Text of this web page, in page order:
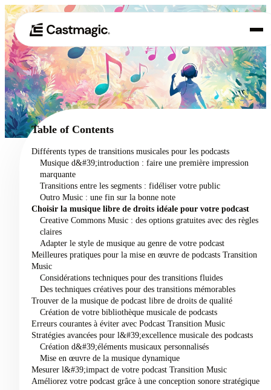
01 Produit
02 Cas d'utilisation
Tarification
À propos de nous
Table of Contents
Différents types de transitions musicales pour les podcasts
Musique d&#39;introduction : faire une première impression
marquante
Transitions entre les segments : fidéliser votre public
Outro Music : une fin sur la bonne note
Choisir la musique libre de droits idéale pour votre podcast
Creative Commons Music : des options gratuites avec des règles
claires
Adapter le style de musique au genre de votre podcast
Meilleures pratiques pour la mise en œuvre de podcasts Transition
Music
Considérations techniques pour des transitions fluides
Des techniques créatives pour des transitions mémorables
Trouver de la musique de podcast libre de droits de qualité
Création de votre bibliothèque musicale de podcasts
Erreurs courantes à éviter avec Podcast Transition Music
Stratégies avancées pour l&#39;excellence musicale des podcasts
Création d&#39;éléments musicaux personnalisés
Mise en œuvre de la musique dynamique
Mesurer l&#39;impact de votre podcast Transition Music
Améliorez votre podcast grâce à une conception sonore stratégique